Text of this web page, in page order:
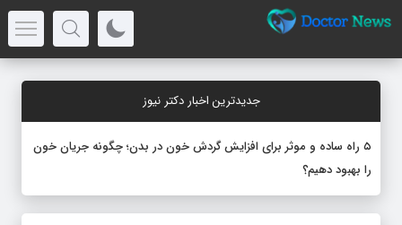
جدیدترین اخبار دکتر نیوز
۵ راه ساده و موثر برای افزایش گردش خون در بدن؛ چگونه جریان خون
را بهبود دهیم؟